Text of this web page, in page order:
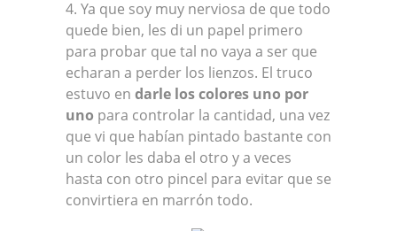
4. Ya que soy muy nerviosa de que todo
quede bien, les di un papel primero
para probar que tal no vaya a ser que
echaran a perder los lienzos. El truco
estuvo en darle los colores uno por
uno para controlar la cantidad, una vez
que vi que habían pintado bastante con
un color les daba el otro y a veces
hasta con otro pincel para evitar que se
convirtiera en marrón todo.